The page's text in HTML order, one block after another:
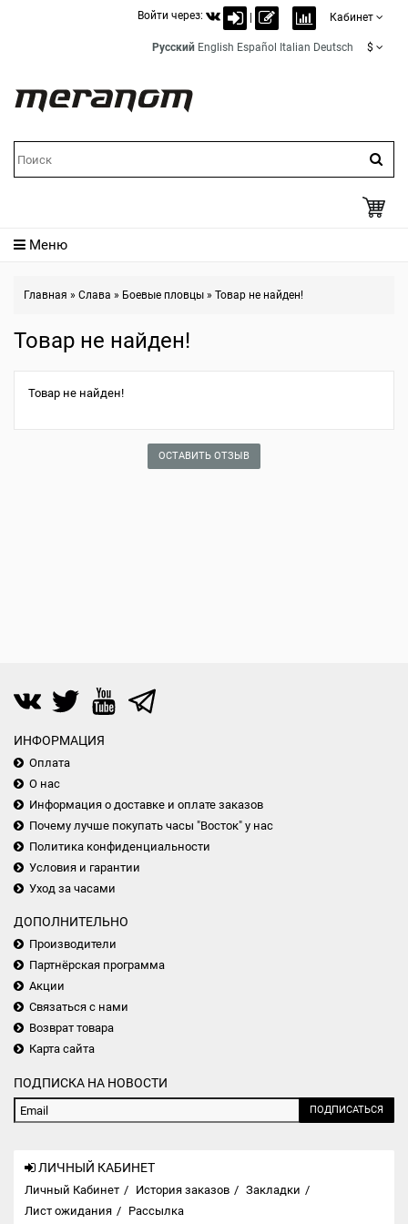
Войти через: Кабинет
Русский English Español Italian Deutsch $
Меню
Главная » Слава » Боевые пловцы » Товар не найден!
Товар не найден!
Товар не найден!
ОСТАВИТЬ ОТЗЫВ
ИНФОРМАЦИЯ
Оплата
О нас
Информация о доставке и оплате заказов
Почему лучше покупать часы "Восток" у нас
Политика конфиденциальности
Условия и гарантии
Уход за часами
ДОПОЛНИТЕЛЬНО
Производители
Партнёрская программа
Акции
Связаться с нами
Возврат товара
Карта сайта
ПОДПИСКА НА НОВОСТИ
ПОДПИСАТЬСЯ
ЛИЧНЫЙ КАБИНЕТ
Личный Кабинет История заказов
Закладки
Лист ожидания
Рассылка